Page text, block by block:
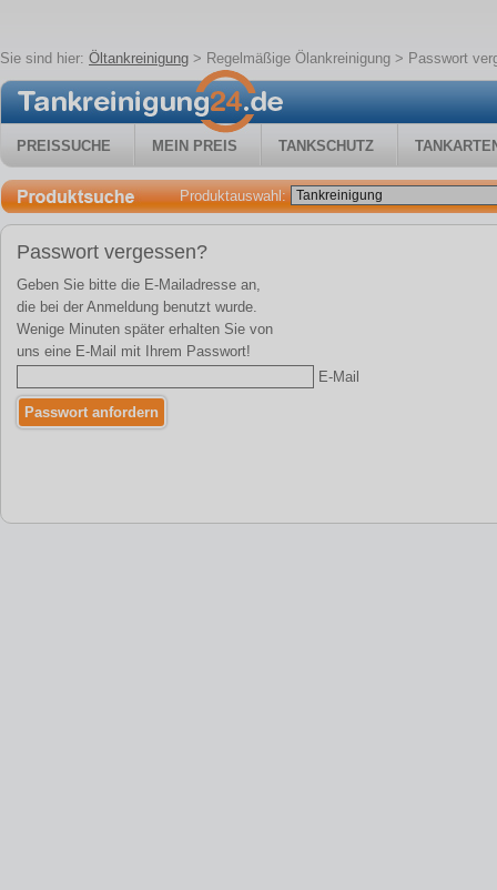
Sie sind hier: Öltankreinigung > Regelmäßige Ölankreinigung > Passwort
PREISSUCHE MEIN PREIS TANKSCHUTZ
Produktauswahl:
Passwort vergessen?
Geben Sie bitte die E-Mailadresse an,
die bei der Anmeldung benutzt wurde.
Wenige Minuten später erhalten Sie von
uns eine E-Mail mit Ihrem Passwort!
E-Mail